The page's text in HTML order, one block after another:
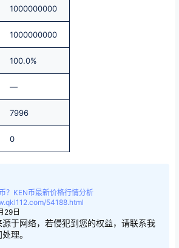
1000000000
1000000000
100.0%
—
7996
0
？KEN币最新价格行情分析
54188.html
29日
于网络，若侵犯到您的权益，请联系我
理。